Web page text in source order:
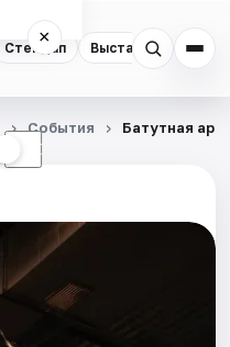
Стендап Выставки
×
☾
События Батутная